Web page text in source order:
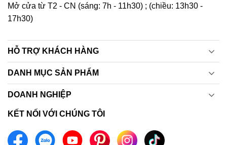
Mở cửa từ T2 - CN (sáng: 7h - 11h30) ; (chiều: 13h30 -
17h30)
HỖ TRỢ KHÁCH HÀNG
DANH MỤC SẢN PHẨM
DOANH NGHIỆP
KẾT NỐI VỚI CHÚNG TÔI